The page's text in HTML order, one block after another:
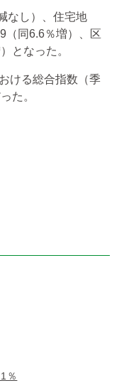
なし）、住宅地
（同6.6％増）、区
となった。
ける総合指数（季
た。
％